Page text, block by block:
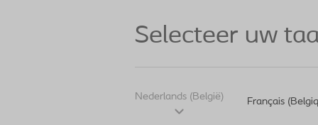
Selecteer uw
Nederlands (België) Français